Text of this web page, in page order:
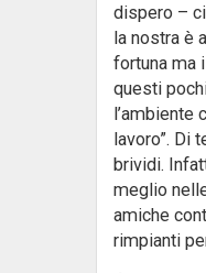
dispero –
la nostra è
fortuna ma
questi
l’ambiente
lavoro”. Di
brividi.
meglio
amiche
rimpianti